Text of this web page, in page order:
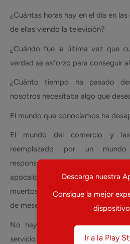
¿Cuántas horas hay en el día en
de ellas viendo la televisión?
¿Cuándo fue la última vez que
verdad se esforzo para conseguir
¿Cuánto tiempo ha pasado
nosotros necesitaba algo que
El mundo que conocíamos ha
El mundo del comercio y
reemplazado por un
responsabilidad. Una
apocalípticas ha recorrido el
muertos se levanten y se
de meses la sociedad ha colapsado.
No hay gobierno, no hay
servicio de correo, no hay
Descarga nuestra
Consigue la mejor
Ir a la Play